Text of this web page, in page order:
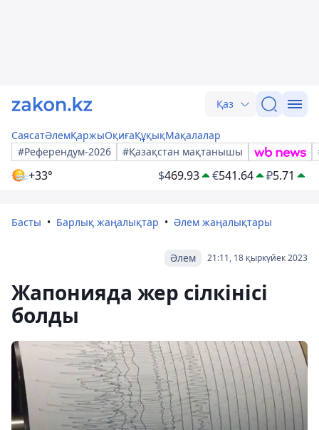
Қаз
СаясатӘлемҚаржыОқиғаҚұқықМақалалар
#Референдум-2026
#Қазақстан мақтанышы
+33° $469.93 €541.64 ₽5.71
Басты Барлық жаңалықтар Әлем жаңалықтары
21:11, 18 қыркүйек 2023
Әлем
Жапонияда жер сілкінісі
болды